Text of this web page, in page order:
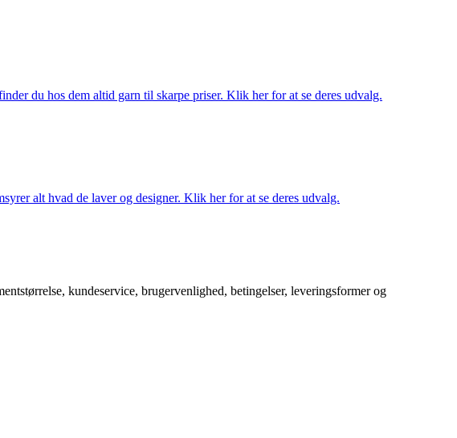
du hos dem altid garn til skarpe priser. Klik her for at se deres udvalg.
alt hvad de laver og designer. Klik her for at se deres udvalg.
kundeservice, brugervenlighed, betingelser, leveringsformer og